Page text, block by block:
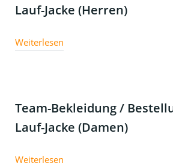
Lauf-Jacke (Herren)
Weiterlesen
Team-Bekleidung /
Lauf-Jacke (Damen)
Weiterlesen